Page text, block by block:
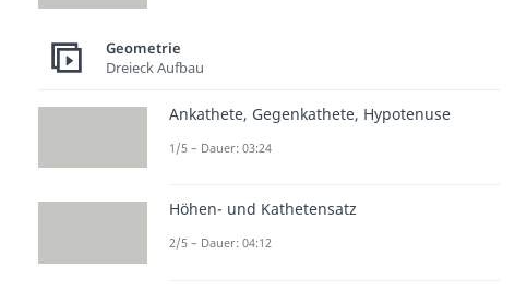
Geometrie
Dreieck Aufbau
Ankathete, Gegenkathete, Hypotenuse
1/5 – Dauer: 03:24
Höhen- und Kathetensatz
2/5 – Dauer: 04:12